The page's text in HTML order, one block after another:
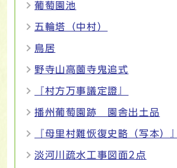
葡萄園池
五輪塔（中村）
鳥居
野寺山高薗寺鬼追式
『村方万事議定證』
播州葡萄園跡 園舎出土品
『母里村難恢復史略（写本）』
淡河川疏水工事図面2点